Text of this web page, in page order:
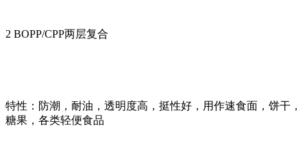
2 BOPP/CPP两层复合
特性：防潮，耐油，透明度高，挺性好，用作速食面，饼干，
糖果，各类轻便食品